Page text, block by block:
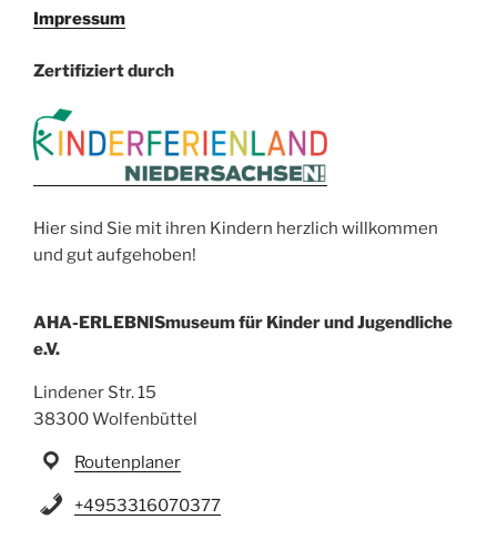
Impressum
Zertifiziert durch
Hier sind Sie mit ihren Kindern herzlich willkommen
und gut aufgehoben!
AHA-ERLEBNISmuseum für Kinder und Jugendliche
e.V.
Lindener Str. 15
38300 Wolfenbüttel
Routenplaner
+4953316070377